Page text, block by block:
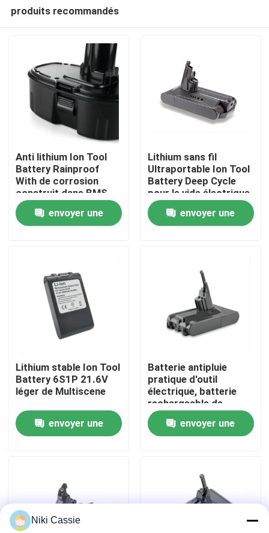
Maison
Produits
Au sujet de nous
Visite d'usine
Contrôle de qualité
Contact USA
Demandez une citation
Centrale portative solaire
produits recommandés
Anti lithium Ion Tool
Battery Rainproof
With de corrosion
construit dans BMS
envoyer une
Lithium sans fil
Ultraportable Ion Tool
Battery Deep Cycle
pour le vide électrique
propre
envoyer une
Lithium stable Ion Tool
Battery 6S1P 21.6V
léger de Multiscene
envoyer une
Batterie antipluie
pratique d'outil
électrique, batterie
rechargeable de
perceuse d'ion de Li
envoyer une
Niki Cassie